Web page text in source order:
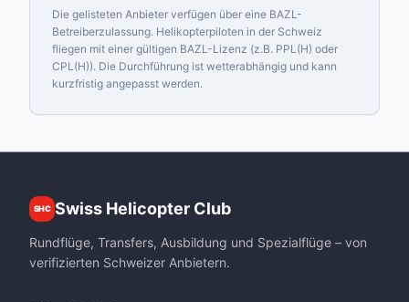
Die gelisteten Anbieter verfügen über eine BAZL-
Betreiberzulassung. Helikopterpiloten in der Schweiz
fliegen mit einer gültigen BAZL-Lizenz (z.B. PPL(H) oder
CPL(H)). Die Durchführung ist wetterabhängig und kann
kurzfristig angepasst werden.
SHC Swiss Helicopter Club
Rundflüge, Transfers, Ausbildung und Spezialflüge – von
verifizierten Schweizer Anbietern.